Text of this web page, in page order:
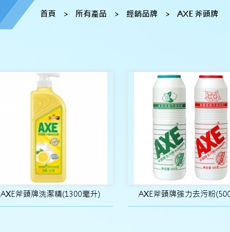
首頁 > 所有產品 > 經銷品牌 > AXE 斧頭牌
AXE斧頭牌洗潔精(1300毫升) AXE斧頭牌強力去污粉